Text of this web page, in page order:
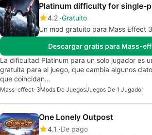
Platinum difficulty for single-
4.2 Gratuito
Un mod gratuito para Mass Effect
Descargar gratis para Mass-
La dificultad Platinum para un solo jugador es
gratuita para el juego, que cambia algunos
que coincidan…
Mass-effect-3Mods De JuegosJuegos De 1 Jugador
One Lonely Outpost
4.1
De pago